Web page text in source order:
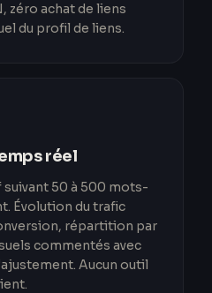
zéro achat de liens
du profil de liens.
réel
50 à 500 mots-
Évolution du trafic
répartition par
commentés avec
Aucun outil